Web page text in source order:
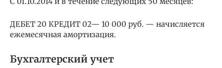
ДЕБЕТ 20 КРЕДИТ 02— 10 000 руб. — начисляется
ежемесячная амортизация.
Бухгалтерский учет